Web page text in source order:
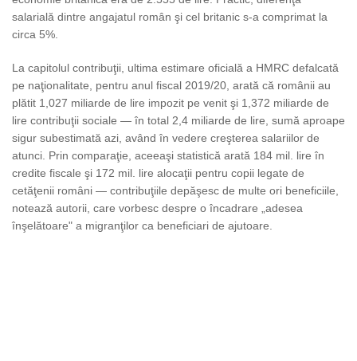
salarială dintre angajatul român şi cel britanic s-a comprimat la
circa 5%.
La capitolul contribuţii, ultima estimare oficială a HMRC defalcată
pe naţionalitate, pentru anul fiscal 2019/20, arată că românii au
plătit 1,027 miliarde de lire impozit pe venit şi 1,372 miliarde de
lire contribuţii sociale — în total 2,4 miliarde de lire, sumă aproape
sigur subestimată azi, având în vedere creşterea salariilor de
atunci. Prin comparaţie, aceeaşi statistică arată 184 mil. lire în
credite fiscale şi 172 mil. lire alocaţii pentru copii legate de
cetăţenii români — contribuţiile depăşesc de multe ori beneficiile,
notează autorii, care vorbesc despre o încadrare „adesea
înşelătoare" a migranţilor ca beneficiari de ajutoare.